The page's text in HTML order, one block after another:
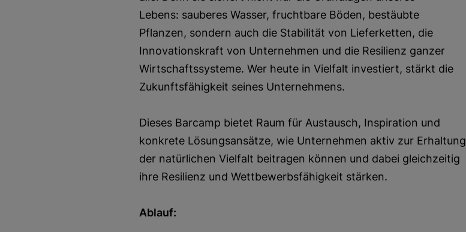
Lebens: sauberes Wasser, fruchtbare Böden, bestäubte
Pflanzen, sondern auch die Stabilität von Lieferketten, die
Innovationskraft von Unternehmen und die Resilienz ganzer
Wirtschaftssysteme. Wer heute in Vielfalt investiert, stärkt die
Zukunftsfähigkeit seines Unternehmens.
Dieses Barcamp bietet Raum für Austausch, Inspiration und
konkrete Lösungsansätze, wie Unternehmen aktiv zur Erhaltung
der natürlichen Vielfalt beitragen können und dabei gleichzeitig
ihre Resilienz und Wettbewerbsfähigkeit stärken.
Ablauf: